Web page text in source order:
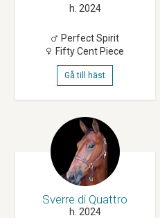
h. 2024
Perfect Spirit
Fifty Cent Piece
Gå till häst
Sverre di Quattro
h. 2024